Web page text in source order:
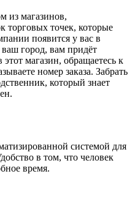
из магазинов,
точек, которые
появится у вас в
ваш город, вам придёт
магазин, обращаетесь к
номер заказа. Забрать
который знает
системой для
в том, что человек
время.